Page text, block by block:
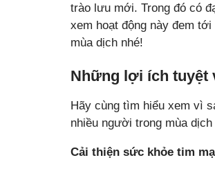
trào lưu mới. Trong đó có
xem hoạt động này đem
mùa dịch nhé!
Những lợi ích tuyệt
Hãy cùng tìm hiểu xem vì
nhiều người trong mùa dịch
Cải thiện sức khỏe tim